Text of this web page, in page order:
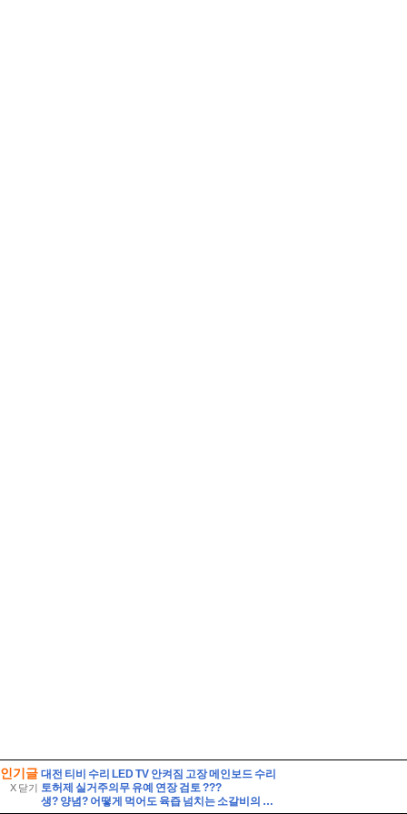
인기글
X 닫기
대전 티비 수리 LED TV 안켜짐 고장 메인보드 수리
토허제 실거주의무 유예 연장 검토 ???
생? 양념? 어떻게 먹어도 육즙 넘치는 소갈비의 맛! 전국 소갈비 맛집